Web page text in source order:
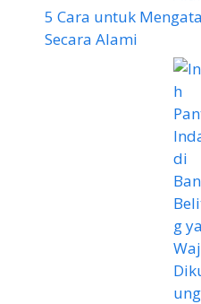
5 Cara untuk
Secara Alami